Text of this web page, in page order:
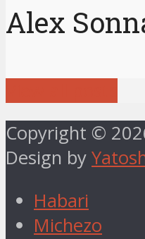
Alex
Copyright ©
Design by
Habari
Michezo